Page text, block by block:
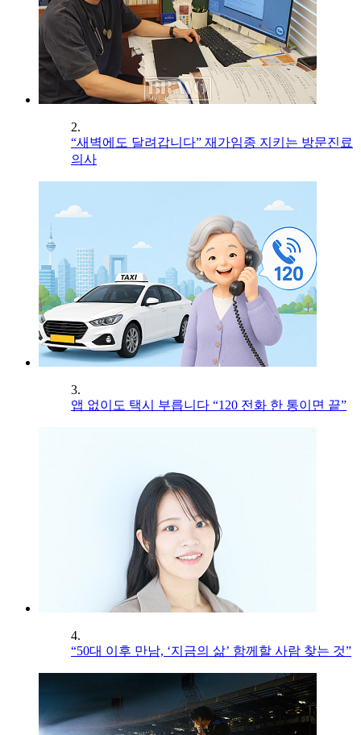
2.
“새벽에도 달려갑니다” 재가임종 지키는 방문진료
의사
3.
앱 없이도 택시 부릅니다 “120 전화 한 통이면 끝”
4.
“50대 이후 만남, ‘지금의 삶’ 함께할 사람 찾는 것”